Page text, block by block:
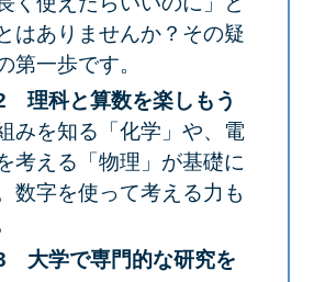
はありませんか？その疑
第一歩です。
理科と算数を楽しもう
みを知る「化学」や、電
考える「物理」が基礎に
数字を使って考える力も
大学で専門的な研究を